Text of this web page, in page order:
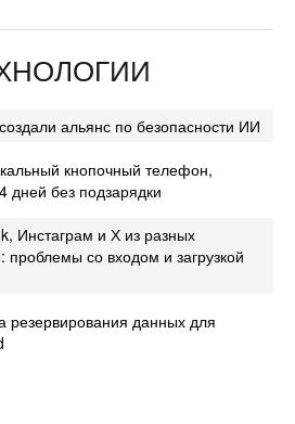
альянс по безопасности ИИ
кнопочный телефон,
дней без подзарядки
Инстаграм и Х из разных
со входом и загрузкой
резервирования данных для